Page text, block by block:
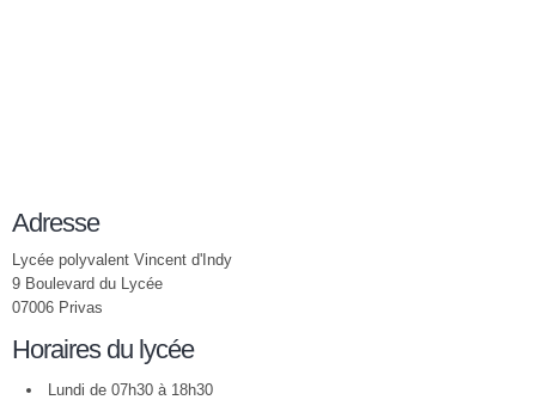
Adresse
Lycée polyvalent Vincent d'Indy
9 Boulevard du Lycée
07006 Privas
Horaires du lycée
Lundi de 07h30 à 18h30